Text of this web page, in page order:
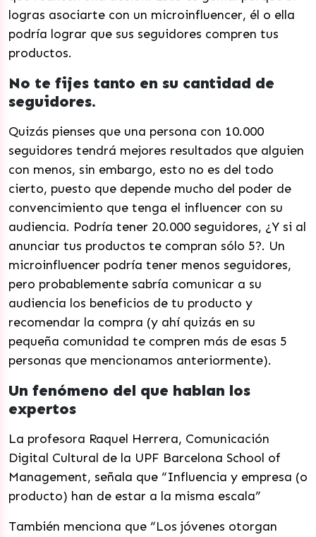
logras asociarte con un microinfluencer, él o ella
podría lograr que sus seguidores compren tus
productos.
No te fijes tanto en su cantidad de
seguidores.
Quizás pienses que una persona con 10.000
seguidores tendrá mejores resultados que alguien
con menos, sin embargo, esto no es del todo
cierto, puesto que depende mucho del poder de
convencimiento que tenga el influencer con su
audiencia. Podría tener 20.000 seguidores, ¿Y si al
anunciar tus productos te compran sólo 5?. Un
microinfluencer podría tener menos seguidores,
pero probablemente sabría comunicar a su
audiencia los beneficios de tu producto y
recomendar la compra (y ahí quizás en su
pequeña comunidad te compren más de esas 5
personas que mencionamos anteriormente).
Un fenómeno del que hablan los
expertos
La profesora Raquel Herrera, Comunicación
Digital Cultural de la UPF Barcelona School of
Management, señala que “Influencia y empresa (o
producto) han de estar a la misma escala”
También menciona que “Los jóvenes otorgan